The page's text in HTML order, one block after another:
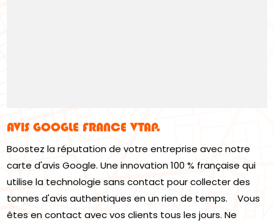
AVIS GOOGLE FRANCE VTAP.
Boostez la réputation de votre entreprise avec notre
carte d'avis Google. Une innovation 100 % française qui
utilise la technologie sans contact pour collecter des
tonnes d'avis authentiques en un rien de temps. Vous
êtes en contact avec vos clients tous les jours. Ne